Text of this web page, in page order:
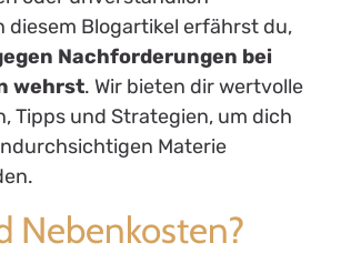
diesem Blogartikel erfährst du,
Nachforderungen bei
wehrst. Wir bieten dir wertvolle
Tipps und Strategien, um dich
Materie
Nebenkosten?